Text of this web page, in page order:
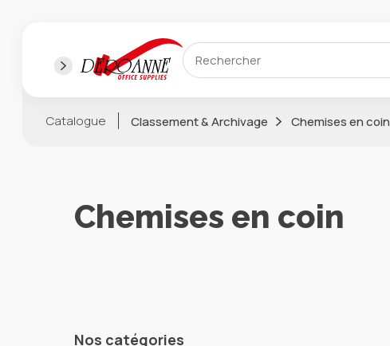
Catalogue Classement & Archivage Chemises en coin
Chemises en coin
Nos catégories